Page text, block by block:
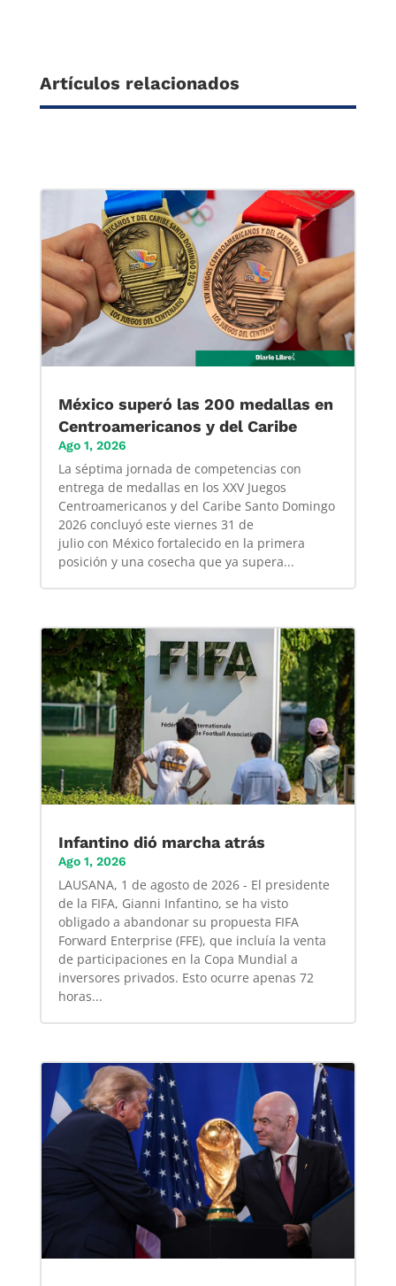
Artículos relacionados
México superó las 200 medallas en
Centroamericanos y del Caribe
Ago 1, 2026
La séptima jornada de competencias con
entrega de medallas en los XXV Juegos
Centroamericanos y del Caribe Santo Domingo
2026 concluyó este viernes 31 de
julio con México fortalecido en la primera
posición y una cosecha que ya supera...
Infantino dió marcha atrás
Ago 1, 2026
LAUSANA, 1 de agosto de 2026 - El presidente
de la FIFA, Gianni Infantino, se ha visto
obligado a abandonar su propuesta FIFA
Forward Enterprise (FFE), que incluía la venta
de participaciones en la Copa Mundial a
inversores privados. Esto ocurre apenas 72
horas...